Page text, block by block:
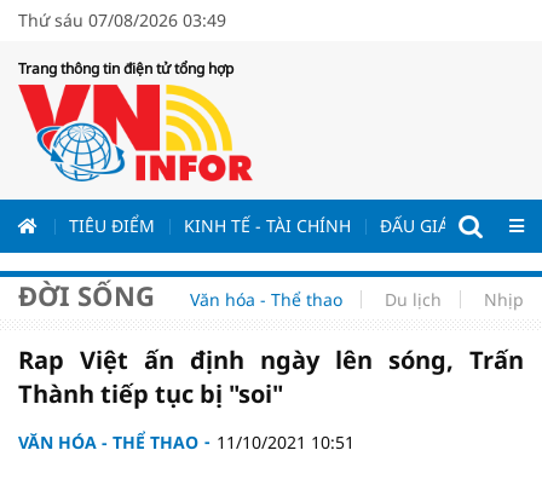
Thứ sáu 07/08/2026 03:49
Trang thông tin điện tử tổng hợp
TIÊU ĐIỂM KINH TẾ - TÀI CHÍNH ĐẤU GIÁ - ĐẤU
ĐỜI SỐNG Văn hóa - Thể thao Du lịch Nhịp
Rap Việt ấn định ngày lên sóng, Trấn
Thành tiếp tục bị "soi"
VĂN HÓA - THỂ THAO 11/10/2021 10:51